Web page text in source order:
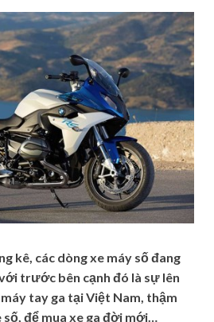
kê, các dòng xe máy số đang
trước bên cạnh đó là sự lên
tay ga tại Việt Nam, thậm
để mua xe ga đời mới…